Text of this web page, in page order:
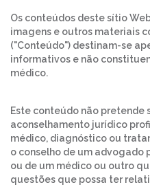
Os conteúdos deste sítio
imagens e outros materiais
("Conteúdo") destinam-se
informativos e não
médico.
Este conteúdo não pretende
aconselhamento jurídico
médico, diagnóstico ou
o conselho de um advogado
ou de um médico ou outro
questões que possa ter